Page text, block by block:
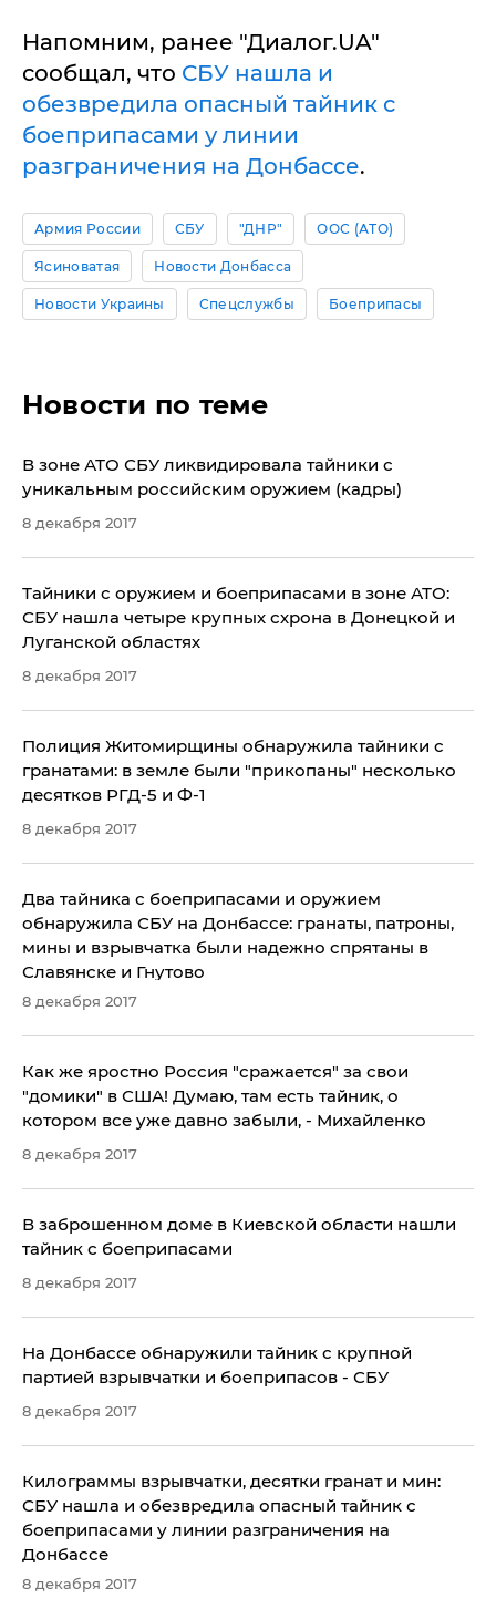
Напомним, ранее "Диалог.UA"
сообщал, что СБУ нашла и
обезвредила опасный тайник с
боеприпасами у линии
разграничения на Донбассе.
Армия России СБУ "ДНР" ООС (АТО)
Ясиноватая Новости Донбасса
Новости Украины Спецслужбы Боеприпасы
Новости по теме
В зоне АТО СБУ ликвидировала тайники с
уникальным российским оружием (кадры)
8 декабря 2017
Тайники с оружием и боеприпасами в зоне АТО:
СБУ нашла четыре крупных схрона в Донецкой и
Луганской областях
8 декабря 2017
Полиция Житомирщины обнаружила тайники с
гранатами: в земле были "прикопаны" несколько
десятков РГД-5 и Ф-1
8 декабря 2017
Два тайника с боеприпасами и оружием
обнаружила СБУ на Донбассе: гранаты, патроны,
мины и взрывчатка были надежно спрятаны в
Славянске и Гнутово
8 декабря 2017
Как же яростно Россия "сражается" за свои
"домики" в США! Думаю, там есть тайник, о
котором все уже давно забыли, - Михайленко
8 декабря 2017
В заброшенном доме в Киевской области нашли
тайник с боеприпасами
8 декабря 2017
На Донбассе обнаружили тайник с крупной
партией взрывчатки и боеприпасов - СБУ
8 декабря 2017
Килограммы взрывчатки, десятки гранат и мин:
СБУ нашла и обезвредила опасный тайник с
боеприпасами у линии разграничения на
Донбассе
8 декабря 2017